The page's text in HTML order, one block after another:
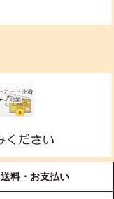
送料・お支払い